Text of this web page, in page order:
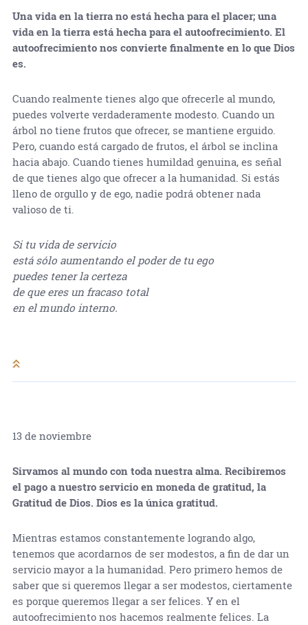
Una vida en la tierra no está hecha para el placer; una
vida en la tierra está hecha para el autoofrecimiento. El
autoofrecimiento nos convierte finalmente en lo que Dios
es.
Cuando realmente tienes algo que ofrecerle al mundo,
puedes volverte verdaderamente modesto. Cuando un
árbol no tiene frutos que ofrecer, se mantiene erguido.
Pero, cuando está cargado de frutos, el árbol se inclina
hacia abajo. Cuando tienes humildad genuina, es señal
de que tienes algo que ofrecer a la humanidad. Si estás
lleno de orgullo y de ego, nadie podrá obtener nada
valioso de ti.
Si tu vida de servicio
está sólo aumentando el poder de tu ego
puedes tener la certeza
de que eres un fracaso total
en el mundo interno.
13 de noviembre
Sirvamos al mundo con toda nuestra alma. Recibiremos
el pago a nuestro servicio en moneda de gratitud, la
Gratitud de Dios. Dios es la única gratitud.
Mientras estamos constantemente logrando algo,
tenemos que acordarnos de ser modestos, a fin de dar un
servicio mayor a la humanidad. Pero primero hemos de
saber que si queremos llegar a ser modestos, ciertamente
es porque queremos llegar a ser felices. Y en el
autoofrecimiento nos hacemos realmente felices. La